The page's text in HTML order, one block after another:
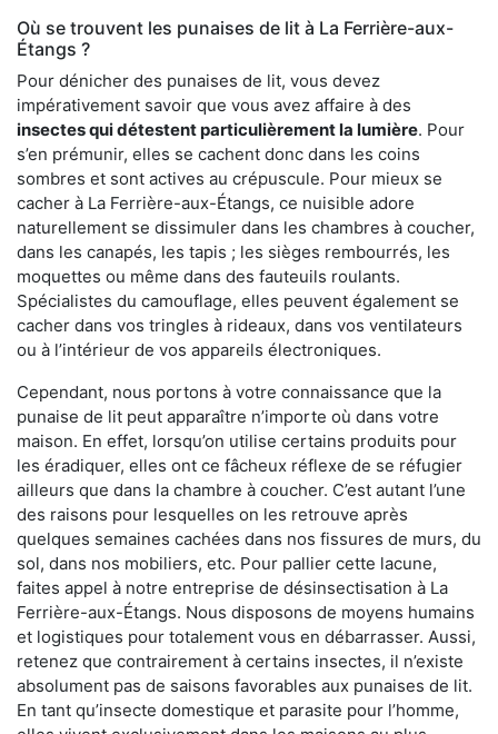
Où se trouvent les punaises de lit à La Ferrière-aux-
Étangs ?
Pour dénicher des punaises de lit, vous devez
impérativement savoir que vous avez affaire à des
insectes qui détestent particulièrement la lumière. Pour
s’en prémunir, elles se cachent donc dans les coins
sombres et sont actives au crépuscule. Pour mieux se
cacher à La Ferrière-aux-Étangs, ce nuisible adore
naturellement se dissimuler dans les chambres à coucher,
dans les canapés, les tapis ; les sièges rembourrés, les
moquettes ou même dans des fauteuils roulants.
Spécialistes du camouflage, elles peuvent également se
cacher dans vos tringles à rideaux, dans vos ventilateurs
ou à l’intérieur de vos appareils électroniques.
Cependant, nous portons à votre connaissance que la
punaise de lit peut apparaître n’importe où dans votre
maison. En effet, lorsqu’on utilise certains produits pour
les éradiquer, elles ont ce fâcheux réflexe de se réfugier
ailleurs que dans la chambre à coucher. C’est autant l’une
des raisons pour lesquelles on les retrouve après
quelques semaines cachées dans nos fissures de murs, du
sol, dans nos mobiliers, etc. Pour pallier cette lacune,
faites appel à notre entreprise de désinsectisation à La
Ferrière-aux-Étangs. Nous disposons de moyens humains
et logistiques pour totalement vous en débarrasser. Aussi,
retenez que contrairement à certains insectes, il n’existe
absolument pas de saisons favorables aux punaises de lit.
En tant qu’insecte domestique et parasite pour l’homme,